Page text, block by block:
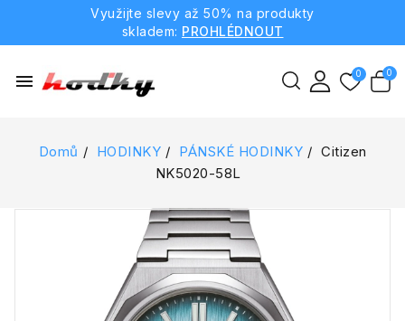
Využijte slevy až 50% na produkty
skladem: PROHLÉDNOUT
menu
Domů HODINKY PÁNSKÉ HODINKY
Citizen
NK5020-58L